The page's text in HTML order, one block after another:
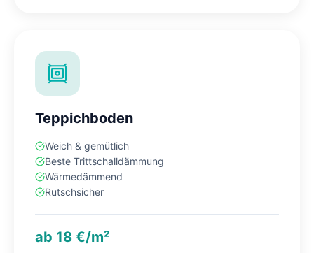
Teppichboden
Weich & gemütlich
Beste Trittschalldämmung
Wärmedämmend
Rutschsicher
ab 18 €/m²